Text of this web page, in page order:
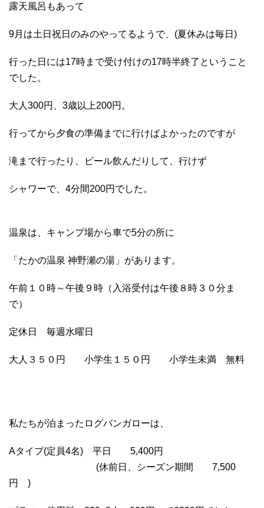
露天風呂もあって
9月は土日祝日のみのやってるようで、(夏休みは毎日)
行った日には17時まで受け付けの17時半終了ということ
でした。
大人300円、3歳以上200円。
行ってから夕食の準備までに行けばよかったのですが
滝まで行ったり、ビール飲んだりして、行けず
シャワーで、4分間200円でした。
温泉は、キャンプ場から車で5分の所に
「たかの温泉 神野瀬の湯」があります。
午前１０時～午後９時（入浴受付は午後８時３０分ま
で）
定休日 毎週水曜日
大人３５０円 小学生１５０円 小学生未満 無料
私たちが泊まったログバンガローは、
Aタイプ(定員4名) 平日 5,400円
(休前日、シーズン期間 7,500
円 )